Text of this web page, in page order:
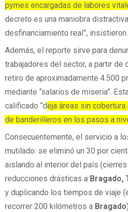
pymes encargadas de labores
decreto es una maniobra
desfinanciamiento real”, insistieron.
Además, el reporte sirve para
trabajadores del sector, a partir de
retiro de aproximadamente 4.500
mediante “salarios de miseria”.
calificado “deja áreas sin
de banderilleros en los pasos a
Consecuentemente, el servicio a
mutilado: se eliminó un 30 por
aislando al interior del país (cierres
reducciones drásticas a Bragado,
y duplicando los tiempos de viaje
recorrer 200 kilómetros a Bragado